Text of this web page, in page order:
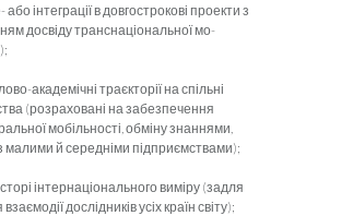
інтеграції в довгос­трокові проекти з
досвіду транснаціональної мо­
академічні траєкторії на спільні
(розраховані на забезпечення
мобільності, обміну знаннями,
малими й середніми підприєм­ствами);
інтернаціонального виміру (задля
дослідників усіх країн світу);